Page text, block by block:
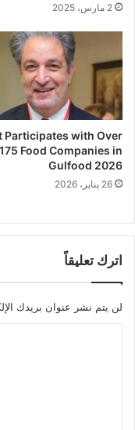
2 مارس، 2025
Participates with Over
175 Food Companies in
Gulfood 2026
26 يناير، 2026
اترك تعليقاً
لن يتم نشر عنوان بريدك